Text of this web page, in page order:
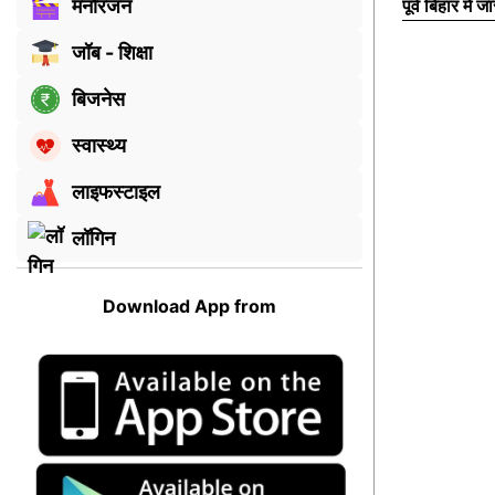
मनोरंजन
जॉब - शिक्षा
बिजनेस
स्वास्थ्य
लाइफस्टाइल
लॉगिन
Download App from
पूर्व बिहार में